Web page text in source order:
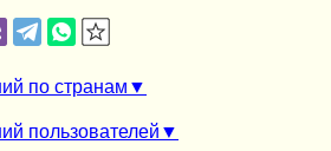
по странам
пользователей